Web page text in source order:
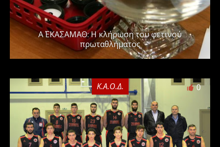
Α΄ ΕΚΑΣΑΜΑΘ: Η κλήρωση του φετινού
πρωταθλήματος
Κ.Α.Ο.Δ. 0